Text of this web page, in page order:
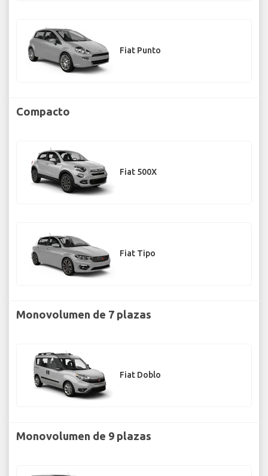
Fiat Punto
Compacto
Fiat 500X
Fiat Tipo
Monovolumen de 7 plazas
Fiat Doblo
Monovolumen de 9 plazas